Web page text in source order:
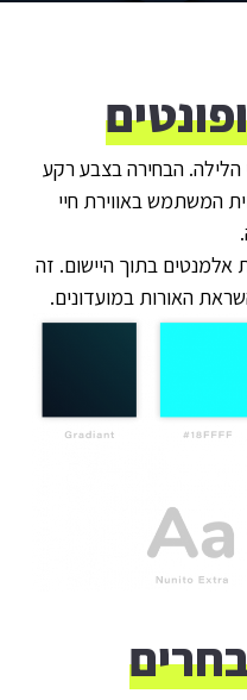
הבחירה בצבע רקע
המשתמש באווירת חיי
בתוך היישום. זה
האורות במועדונים.